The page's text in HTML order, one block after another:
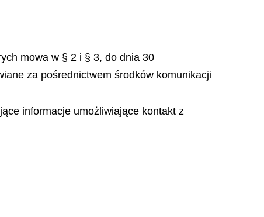
mowa w § 2 i § 3, do dnia 30
za pośrednictwem środków komunikacji
informacje umożliwiające kontakt z